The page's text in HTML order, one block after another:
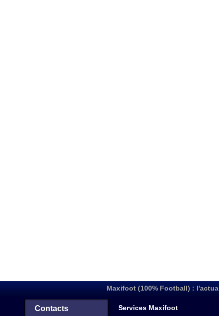
Maxifoot (100% Football) :
Contacts Services Maxifoot